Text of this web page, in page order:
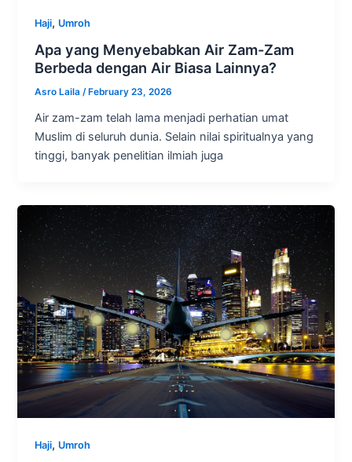
Haji, Umroh
Apa yang Menyebabkan Air Zam-Zam
Berbeda dengan Air Biasa Lainnya?
Asro Laila/ February 23, 2026
Air zam-zam telah lama menjadi perhatian umat
Muslim di seluruh dunia. Selain nilai spiritualnya yang
tinggi, banyak penelitian ilmiah juga
Haji, Umroh